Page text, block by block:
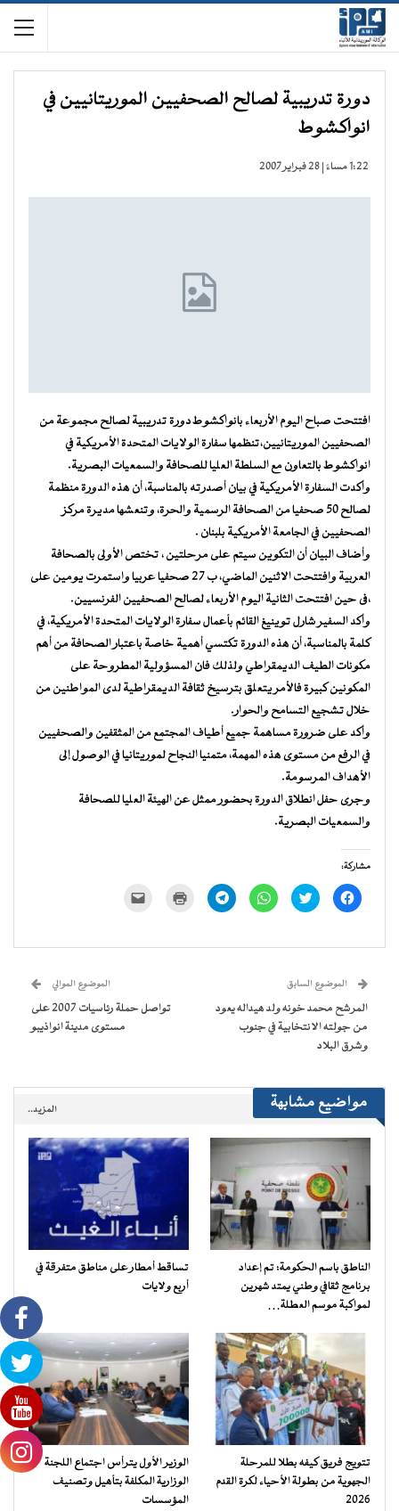
دورة تدريبية لصالح الصحفيين الموريتانيين في
انواكشوط
1:22 مساءً | 28 فبراير 2007
افتتحت صباح اليوم الأربعاء بانواكشوط دورة تدريبية لصالح مجموعة من
الصحفيين الموريتانيين،تنظمها سفارة الولايات المتحدة الأمريكية في
انواكشوط بالتعاون مع السلطة العليا للصحافة والسمعيات البصرية.
وأكدت السفارة الأمريكية في بيان أصدرته بالمناسبة، أن هذه الدورة منظمة
لصالح 50 صحفيا من الصحافة الرسمية والحرة، وتنعشها مديرة مركز
الصحفيين في الجامعة الأمريكية بلبنان .
وأضاف البيان أن التكوين سيتم على مرحلتين ، تختص الأولى بالصحافة
العربية وافتتحت الاثنين الماضي، ب 27 صحفيا عربيا واستمرت يومين على
،فى حين افتتحت الثانية اليوم الأربعاء لصالح الصحفيين الفرنسيين.
وأكد السفير شارل توينيغ القائم بأعمال سفارة الولايات المتحدة الأمريكية، في
كلمة بالمناسبة، أن هذه الدورة تكتسي أهمية خاصة باعتبار الصحافة من أهم
مكونات الطيف الديمقراطي ولذلك فان المسؤولية المطروحة على
المكونين كبيرة فالأمر يتعلق بترسيخ ثقافة الديمقراطية لدى المواطنين من
خلال تشجيع التسامح والحوار.
وأكد على ضرورة مساهمة جميع أطياف المجتمع من المثقفين والصحفيين
في الرفع من مستوى هذه المهمة، متمنيا النجاح لموريتانيا في الوصول إلى
الأهداف المرسومة.
وجرى حفل انطلاق الدورة بحضور ممثل عن الهيئة العليا للصحافة
والسمعيات البصرية.
مشاركة:
انقر
للمشاركة
في
اضغط
للمشاركة
في
انقر
للمشاركة
في
انقر
للمشاركة
في
للطباعة
جديدة) الإلكتروني
نافذة
جديدة)
الموضوع السابق
المرشح محمد خونه ولد هيداله يعود
من جولته الانتخابية في جنوب
وشرق البلاد
الموضوع الموالي
تواصل حملة رئاسيات 2007 على
مستوى مدينة انواذيبو
مواضيع مشابهة المزيد..
الناطق باسم الحكومة: تم إعداد
برنامج ثقافي وطني يمتد شهرين
لمواكبة موسم العطلة…
تساقط أمطار على مناطق متفرقة في
أربع ولايات
تتويج فريق كيفه بطلا للمرحلة
الجهوية من بطولة الأحياء لكرة القدم
2026
الوزير الأول يترأس اجتماع اللجنة
الوزارية المكلفة بتأهيل وتصنيف
المؤسسات